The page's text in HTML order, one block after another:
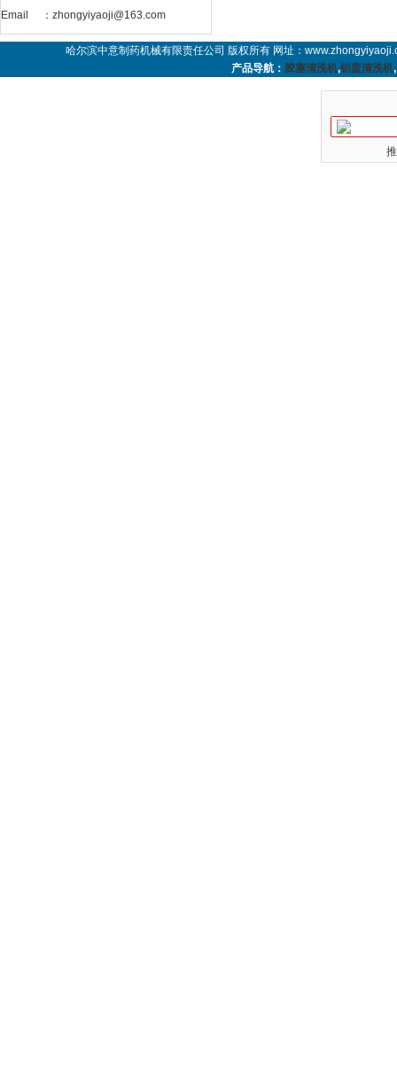
Email ： zhongyiyaoji@163.com
哈尔滨中意制药机械有限责任公司 版权所有 网址：
产品导航： 胶塞清洗机,铝盖清洗机,